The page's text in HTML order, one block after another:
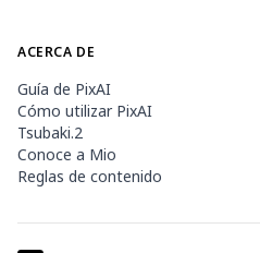
ACERCA DE
Guía de PixAI
Cómo utilizar PixAI
Tsubaki.2
Conoce a Mio
Reglas de contenido